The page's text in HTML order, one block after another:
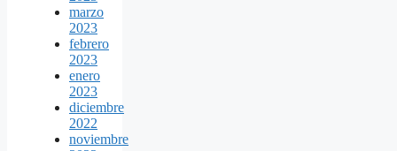
marzo
2023
febrero
2023
enero
2023
diciembre
2022
noviembre